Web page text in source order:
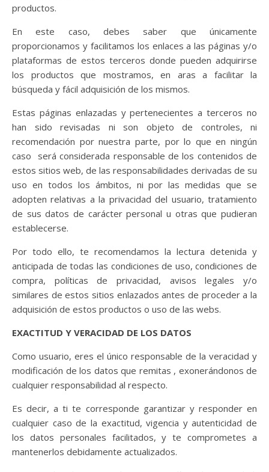
productos.
En este caso, debes saber que únicamente
proporcionamos y facilitamos los enlaces a las páginas y/o
plataformas de estos terceros donde pueden adquirirse
los productos que mostramos, en aras a facilitar la
búsqueda y fácil adquisición de los mismos.
Estas páginas enlazadas y pertenecientes a terceros no
han sido revisadas ni son objeto de controles, ni
recomendación por nuestra parte, por lo que en ningún
caso
será considerada responsable de los contenidos de
estos sitios web, de las responsabilidades derivadas de su
uso en todos los ámbitos, ni por las medidas que se
adopten relativas a la privacidad del usuario, tratamiento
de sus datos de carácter personal u otras que pudieran
establecerse.
Por todo ello, te recomendamos la lectura detenida y
anticipada de todas las condiciones de uso, condiciones de
compra, políticas de privacidad, avisos legales y/o
similares de estos sitios enlazados antes de proceder a la
adquisición de estos productos o uso de las webs.
EXACTITUD Y VERACIDAD DE LOS DATOS
Como usuario, eres el único responsable de la veracidad y
modificación de los datos que remitas , exonerándonos de
cualquier responsabilidad al respecto.
Es decir, a ti te corresponde garantizar y responder en
cualquier caso de la exactitud, vigencia y autenticidad de
los datos personales facilitados, y te comprometes a
mantenerlos debidamente actualizados.